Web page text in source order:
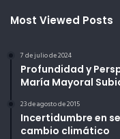
Most Viewed Posts
7 de julio de 2024
Profundidad y
María Mayoral
23 de agosto de 2015
Incertidumbre en
cambio climático